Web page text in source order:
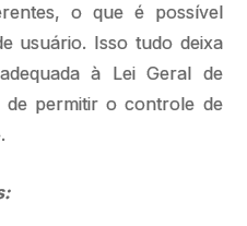
o que é possível
usuário. Isso tudo deixa
à Lei Geral de
de permitir o controle de